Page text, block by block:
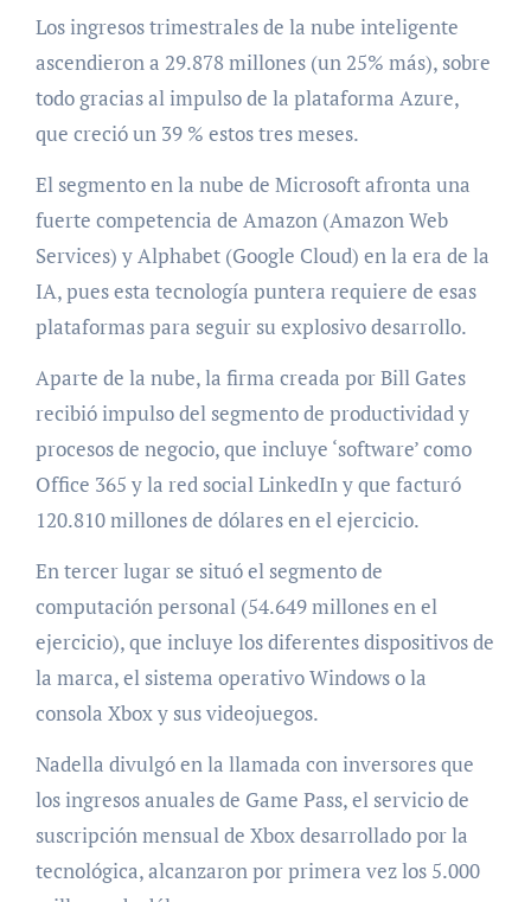
Los ingresos trimestrales de la nube inteligente
ascendieron a 29.878 millones (un 25% más), sobre
todo gracias al impulso de la plataforma Azure,
que creció un 39 % estos tres meses.
El segmento en la nube de Microsoft afronta una
fuerte competencia de Amazon (Amazon Web
Services) y Alphabet (Google Cloud) en la era de la
IA, pues esta tecnología puntera requiere de esas
plataformas para seguir su explosivo desarrollo.
Aparte de la nube, la firma creada por Bill Gates
recibió impulso del segmento de productividad y
procesos de negocio, que incluye ‘software’ como
Office 365 y la red social LinkedIn y que facturó
120.810 millones de dólares en el ejercicio.
En tercer lugar se situó el segmento de
computación personal (54.649 millones en el
ejercicio), que incluye los diferentes dispositivos de
la marca, el sistema operativo Windows o la
consola Xbox y sus videojuegos.
Nadella divulgó en la llamada con inversores que
los ingresos anuales de Game Pass, el servicio de
suscripción mensual de Xbox desarrollado por la
tecnológica, alcanzaron por primera vez los 5.000